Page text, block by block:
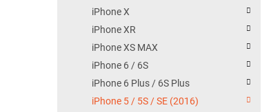
iPhone X
iPhone XR
iPhone XS MAX
iPhone 6 / 6S
iPhone 6 Plus / 6S Plus
iPhone 5 / 5S / SE (2016)